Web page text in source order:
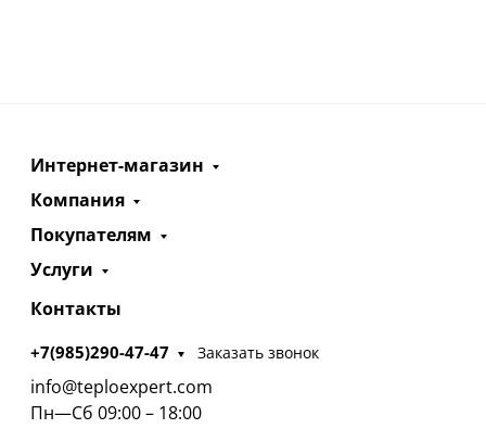
Интернет-магазин
Компания
Покупателям
Услуги
Контакты
+7(985)290-47-47 Заказать звонок
info@teploexpert.com
Пн—Сб 09:00 – 18:00